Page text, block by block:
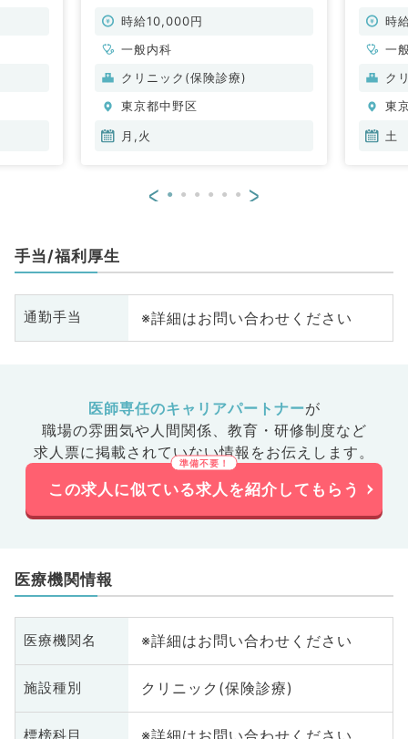
科／非常勤）
時給10,000円
一般内科
クリニック(保険診療)
東京都中野区
月,火
勤）時
一
ク
東
土
< >
手当/福利厚生
通勤手当 ※詳細はお問い合わせください
医師専任のキャリアパートナーが
職場の雰囲気や人間関係、 教育・研修制度など
求人票に掲載されていない情報をお伝えします。
この求人に似ている求人を紹介してもらう
医療機関情報
医療機関名 ※詳細はお問い合わせください
施設種別 クリニック(保険診療)
標榜科目